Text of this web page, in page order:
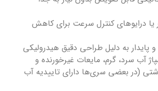
یا درایوهای کنترل سرعت برای کاهش
پایدار به دلیل طراحی دقیق هیدرولیکی
آب سرد، گرم، مایعات غیرخورنده و
(در بعضی سری‌ها دارای تاییدیه آب